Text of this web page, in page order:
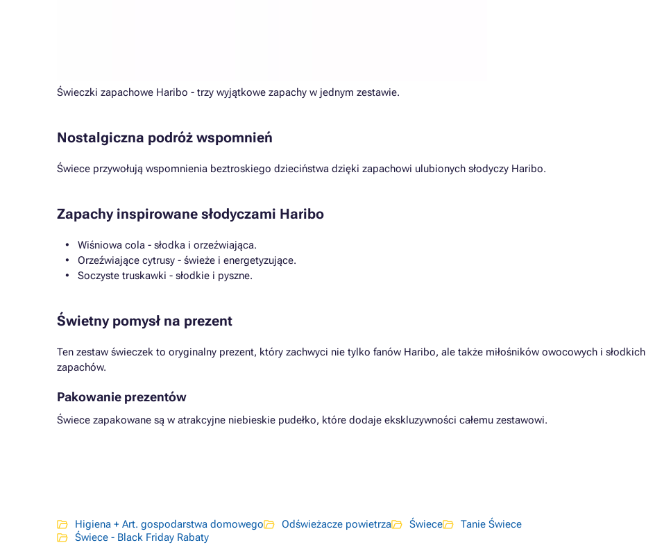
Świeczki zapachowe Haribo - trzy wyjątkowe zapachy w jednym zestawie.
Nostalgiczna podróż wspomnień
Świece przywołują wspomnienia beztroskiego dzieciństwa dzięki zapachowi ulubionych słodyczy Haribo.
Zapachy inspirowane słodyczami Haribo
Wiśniowa cola - słodka i orzeźwiająca.
Orzeźwiające cytrusy - świeże i energetyzujące.
Soczyste truskawki - słodkie i pyszne.
Świetny pomysł na prezent
Ten zestaw świeczek to oryginalny prezent, który zachwyci nie tylko fanów Haribo, ale także miłośników owocowych i słodkich
zapachów.
Pakowanie prezentów
Świece zapakowane są w atrakcyjne niebieskie pudełko, które dodaje ekskluzywności całemu zestawowi.
Higiena + Art. gospodarstwa domowego Odświeżacze powietrza Świece
Tanie Świece
Świece - Black Friday Rabaty